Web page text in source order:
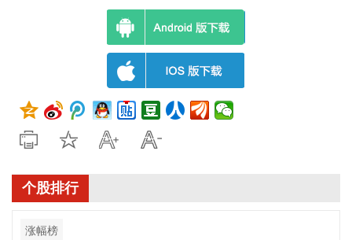
个股排行
涨幅榜